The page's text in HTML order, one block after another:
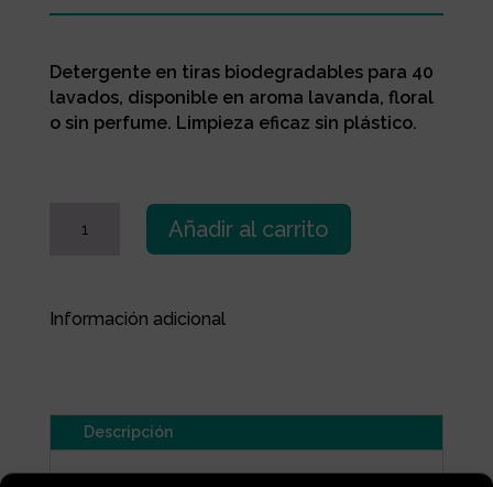
Detergente en tiras biodegradables para 40
lavados, disponible en aroma lavanda, floral
o sin perfume. Limpieza eficaz sin plástico.
DETERGENTE
cantidad
Añadir al carrito
Información adicional
Descripción